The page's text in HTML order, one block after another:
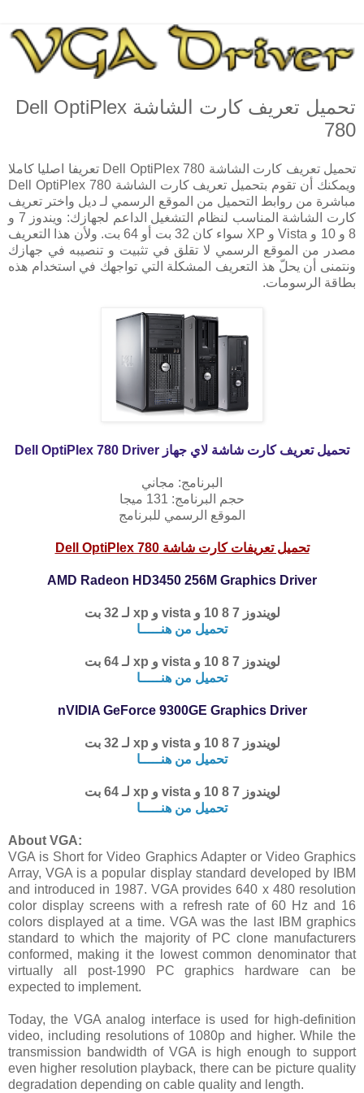
تحميل تعريف كارت الشاشة Dell OptiPlex
780
تحميل تعريف كارت الشاشة Dell OptiPlex 780 تعريفا اصليا كاملا
ويمكنك أن تقوم بتحميل تعريف كارت الشاشة Dell OptiPlex 780
مباشرة من روابط التحميل من الموقع الرسمي لـ ديل واختر تعريف
كارت الشاشة المناسب لنظام التشغيل الداعم لجهازك: ويندوز 7 و
8 و 10 و Vista و XP سواء كان 32 بت أو 64 بت. ولأن هذا التعريف
مصدر من الموقع الرسمي لا تقلق في تثبيت و تنصيبه في جهازك
ونتمنى أن يحلّ هذ التعريف المشكلة التي تواجهك في استخدام هذه
بطاقة الرسومات.
تحميل تعريف كارت شاشة لاي جهاز Dell OptiPlex 780 Driver
البرنامج: مجاني
حجم البرنامج: 131 ميجا
الموقع الرسمي للبرنامج
تحميل تعريفات كارت شاشةDell OptiPlex 780
AMD Radeon HD3450 256M Graphics Driver
لويندوز 7 8 10 و vista و xp
لـ 32 بت
تحميل من هنـــــا
لويندوز 7 8 10 و vista و xp
لـ 64 بت
تحميل من هنـــــا
nVIDIA GeForce 9300GE Graphics Driver
لويندوز 7 8 10 و vista و xp لـ 32 بت
تحميل من هنـــــا
لويندوز 7 8 10 و vista و xp لـ
64 بت
تحميل من هنـــــا
About VGA:
VGA is Short for Video Graphics Adapter or Video Graphics
Array, VGA is a popular display standard developed by IBM
and introduced in 1987. VGA provides 640 x 480 resolution
color display screens with a refresh rate of 60 Hz and 16
colors displayed at a time. VGA was the last IBM graphics
standard to which the majority of PC clone manufacturers
conformed, making it the lowest common denominator that
virtually all post-1990 PC graphics hardware can be
expected to implement.
Today, the VGA analog interface is used for high-definition
video, including resolutions of 1080p and higher. While the
transmission bandwidth of VGA is high enough to support
even higher resolution playback, there can be picture quality
degradation depending on cable quality and length.